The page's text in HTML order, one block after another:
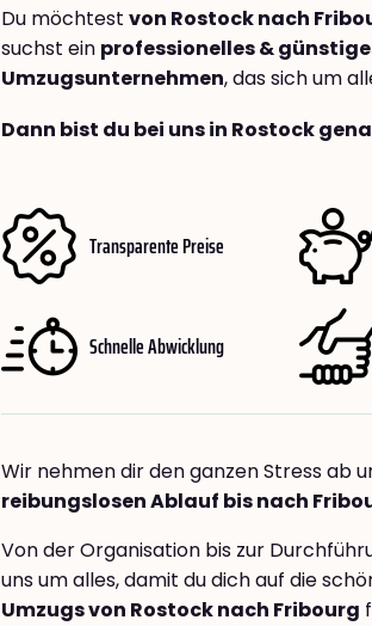
Du möchtest von Rostock nach
suchst ein professionelles &
Umzugsunternehmen, das sich um
Dann bist du bei uns in Rostock
Transparente Preise
Schnelle Abwicklung
Wir nehmen dir den ganzen Stress ab
reibungslosen Ablauf bis nach
Von der Organisation bis zur
uns um alles, damit du dich auf die
Umzugs von Rostock nach Fribourg